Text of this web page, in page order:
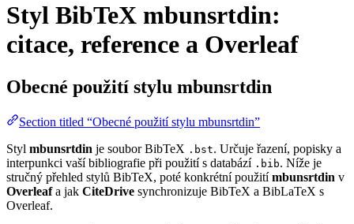
Styl BibTeX mbunsrtdin:
citace, reference a Overleaf
Obecné použití stylu mbunsrtdin
Section titled “Obecné použití stylu mbunsrtdin”
Styl mbunsrtdin je soubor BibTeX .bst. Určuje řazení, popisky a
interpunkci vaší bibliografie při použití s databází .bib. Níže je
stručný přehled stylů BibTeX, poté konkrétní použitímbunsrtdin v
Overleafa jak CiteDrive synchronizuje BibTeX a BibLaTeX s
Overleaf.